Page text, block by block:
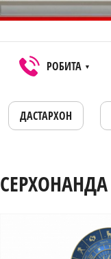
РОБИТА ▼
ДАСТАРХОН
СЕРХОНАНДА